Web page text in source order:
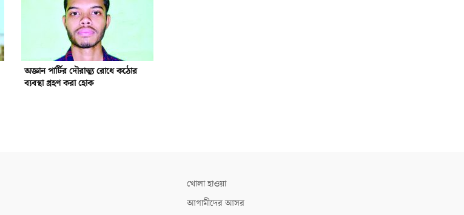
অজ্ঞান পার্টির দৌরাত্ম্য রোধে কঠোর
ব্যবস্থা গ্রহণ করা হোক
খোলা হাওয়া
আগামীদের আসর